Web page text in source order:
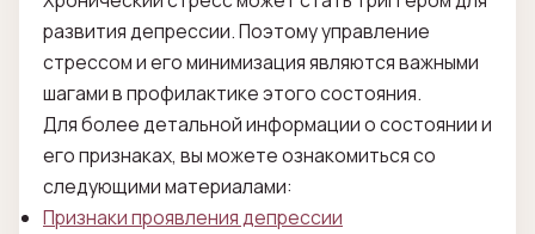
развития депрессии. Поэтому управление
стрессом и его минимизация являются важными
шагами в профилактике этого состояния.
Для более детальной информации о состоянии и
его признаках, вы можете ознакомиться со
следующими материалами:
Признаки проявления депрессии